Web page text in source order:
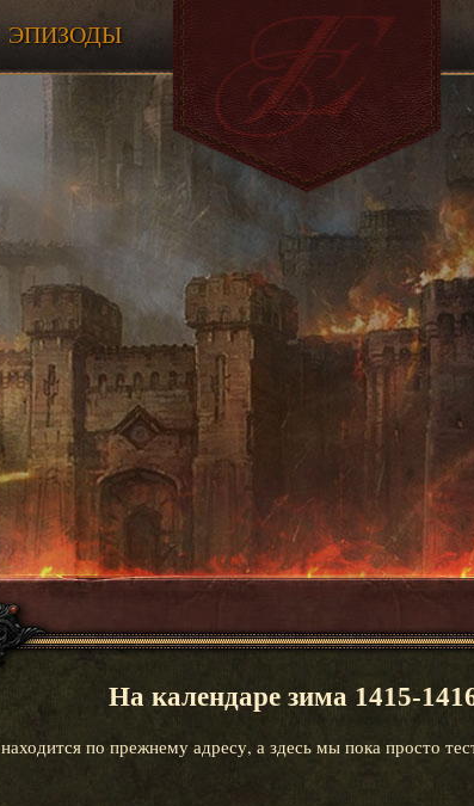
ЭПИЗОДЫ
На календаре зима 1415-
по прежнему адресу, а здесь мы пока просто